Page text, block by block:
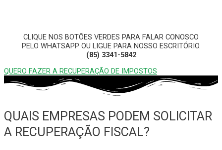
CLIQUE NOS BOTÕES VERDES PARA FALAR CONOSCO
PELO WHATSAPP OU LIGUE PARA NOSSO ESCRITÓRIO.
(85) 3341-5842
QUERO FAZER A RECUPERAÇÃO DE IMPOSTOS
QUAIS EMPRESAS PODEM SOLICITAR
A RECUPERAÇÃO FISCAL?